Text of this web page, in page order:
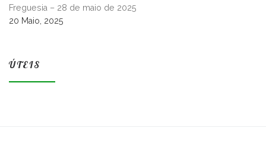
Freguesia – 28 de maio de 2025
20 Maio, 2025
ÚTEIS